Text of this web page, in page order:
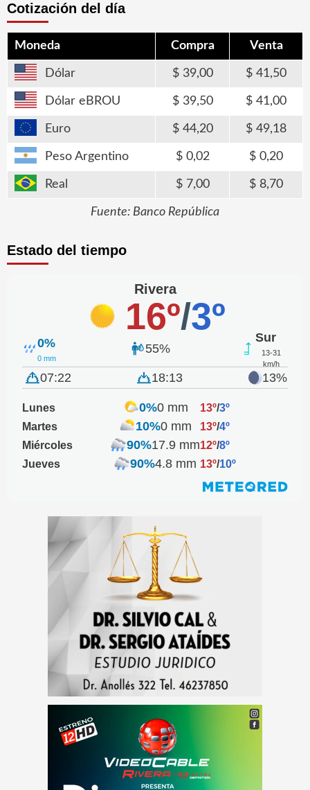
Cotización del día
Moneda Compra Venta
Dólar 39,00 41,50
Dólar eBROU 39,50 41,00
Euro 44,20 49,18
Peso Argentino 0,02 0,20
Real 7,00 8,70
Fuente: Banco República
Estado del tiempo
Rivera
16º/3º
0%
0 mm
55%
Sur
13-31
km/h
07:22 18:13 13%
Lunes 0%0 mm 13º/3º
Martes
10%0 mm 13º/4º
Miércoles
90%17.9 mm12º/8º
Jueves
90%4.8 mm 13º/10º